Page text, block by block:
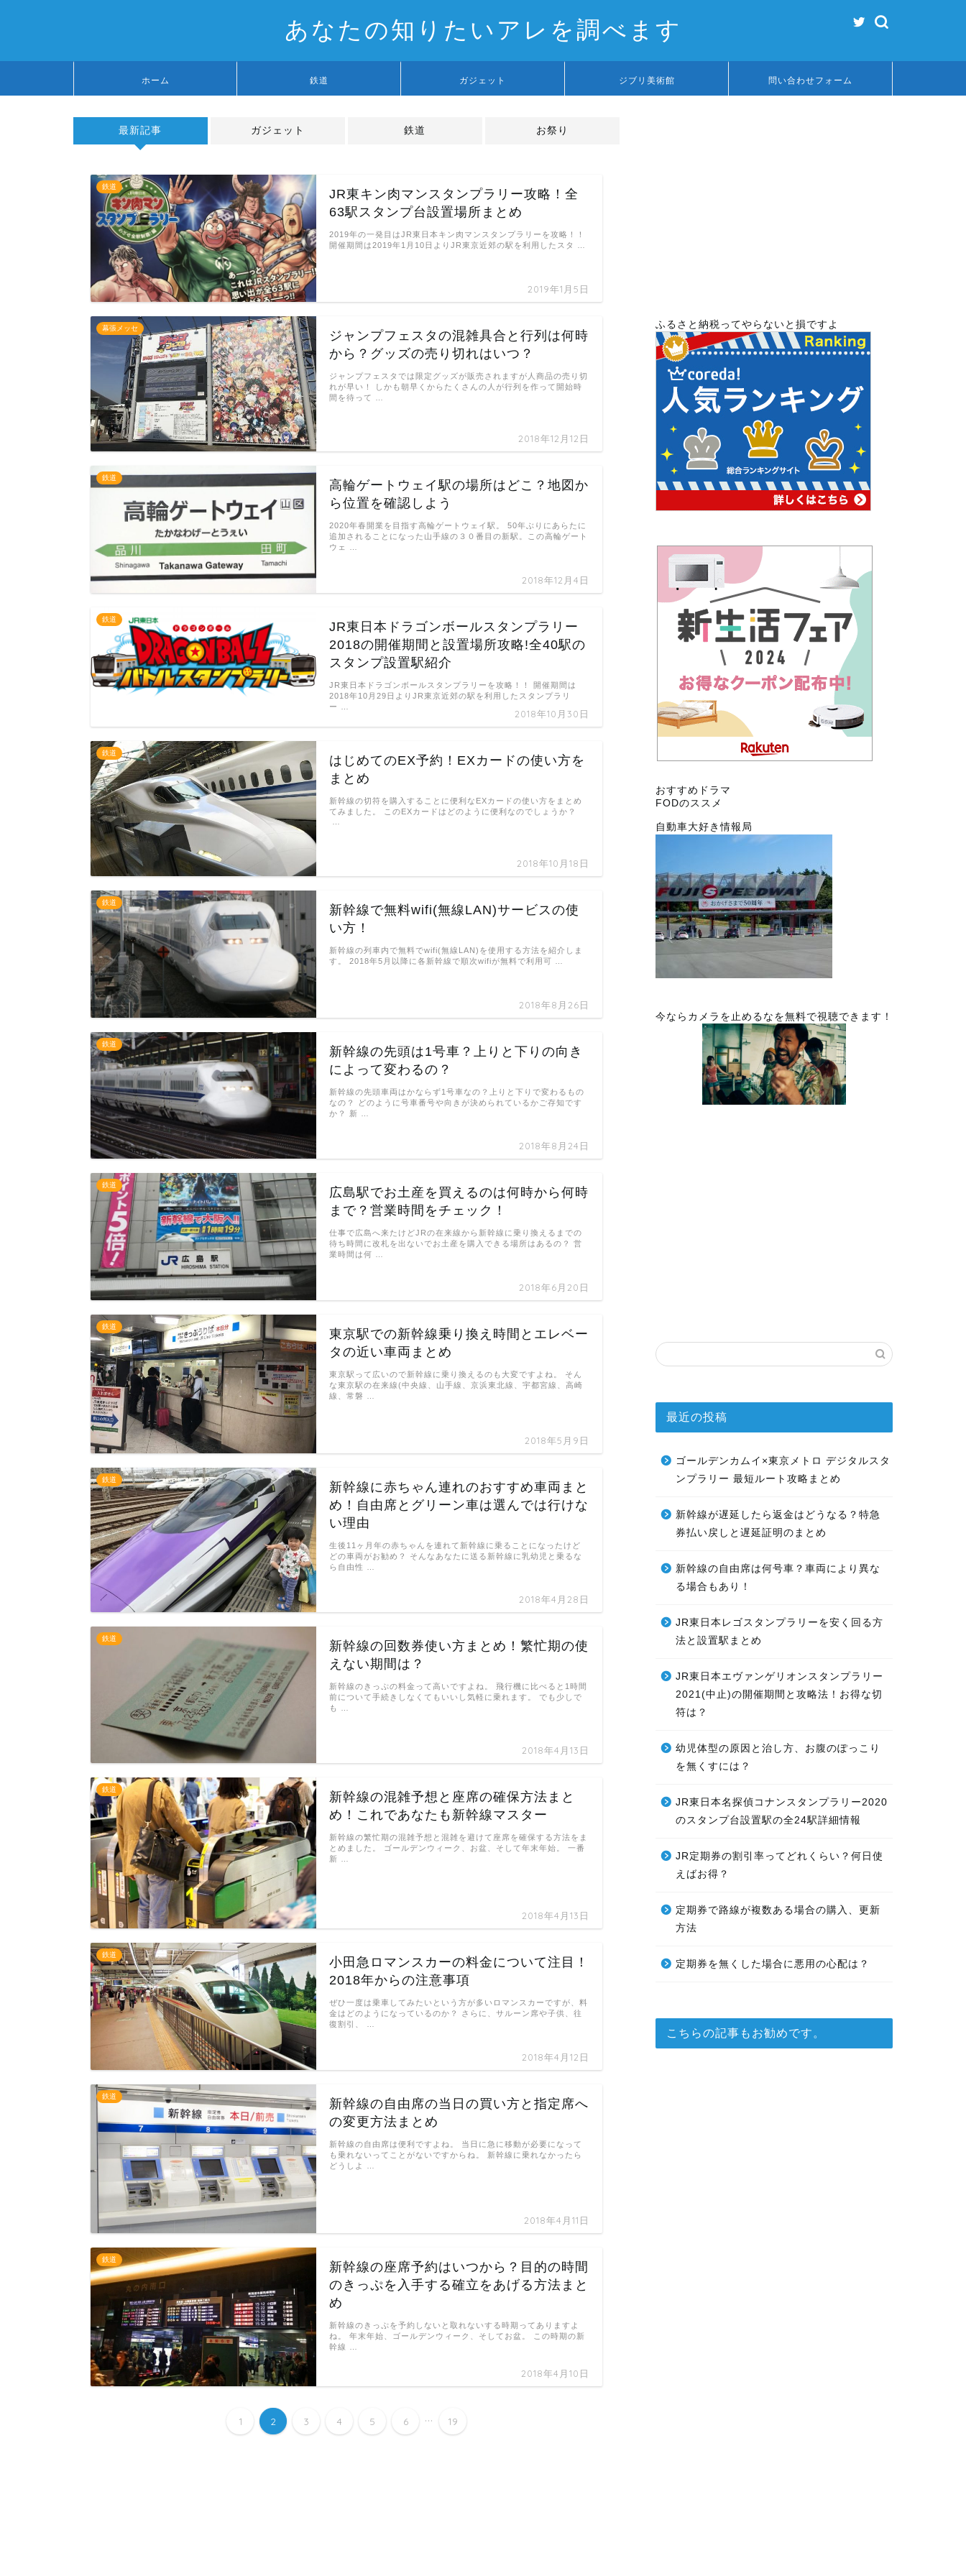
あなたの知りたいアレを調べます
ホーム 鉄道 ガジェット ジブリ美術館 問い合わせフォーム
最新記事 ガジェット 鉄道 お祭り
鉄道
JR東キン肉マンスタンプラリー攻略！全
63駅スタンプ台設置場所まとめ
2019年1月5日
2019年の一発目はJR東日本キン肉マンスタンプラリーを攻略！！
開催期間は2019年1月10日よりJR東京近郊の駅を利用したスタ …
幕張メッセ
ジャンプフェスタの混雑具合と行列は何時
から？グッズの売り切れはいつ？
2018年12月12日
ジャンプフェスタでは限定グッズが販売されますが人商品の売り切
れが早い！ しかも朝早くからたくさんの人が行列を作って開始時
間を待って …
鉄道
高輪ゲートウェイ駅の場所はどこ？地図か
ら位置を確認しよう
2018年12月4日
2020年春開業を目指す高輪ゲートウェイ駅。 50年ぶりにあらたに
追加されることになった山手線の３０番目の新駅。この高輪ゲート
ウェ …
鉄道
JR東日本ドラゴンボールスタンプラリー
2018の開催期間と設置場所攻略!全40駅の
スタンプ設置駅紹介
2018年10月30日
JR東日本ドラゴンボールスタンプラリーを攻略！！ 開催期間は
2018年10月29日よりJR東京近郊の駅を利用したスタンプラリ
ー …
鉄道
はじめてのEX予約！EXカードの使い方を
まとめ
2018年10月18日
新幹線の切符を購入することに便利なEXカードの使い方をまとめ
てみました。 このEXカードはどのように便利なのでしょうか？
鉄道
新幹線で無料wifi(無線LAN)サービスの使
い方！
2018年8月26日
新幹線の列車内で無料でwifi(無線LAN)を使用する方法を紹介しま
す。 2018年5月以降に各新幹線で順次wifiが無料で利用可 …
鉄道
新幹線の先頭は1号車？上りと下りの向き
によって変わるの？
2018年8月24日
新幹線の先頭車両はかならず1号車なの？上りと下りで変わるもの
なの？ どのように号車番号や向きが決められているかご存知です
か？ 新 …
鉄道
広島駅でお土産を買えるのは何時から何時
まで？営業時間をチェック！
2018年6月20日
仕事で広島へ来たけどJRの在来線から新幹線に乗り換えるまでの
待ち時間に改札を出ないでお土産を購入できる場所はあるの？ 営
業時間は何 …
鉄道
東京駅での新幹線乗り換え時間とエレベー
タの近い車両まとめ
2018年5月9日
東京駅って広いので新幹線に乗り換えるのも大変ですよね。 そん
な東京駅の在来線(中央線、山手線、京浜東北線、宇都宮線、高崎
線、常磐 …
鉄道
新幹線に赤ちゃん連れのおすすめ車両まと
め！自由席とグリーン車は選んでは行けな
い理由
2018年4月28日
生後11ヶ月年の赤ちゃんを連れて新幹線に乗ることになったけど
どの車両がお勧め？ そんなあなたに送る新幹線に乳幼児と乗るな
ら自由性 …
鉄道
新幹線の回数券使い方まとめ！繁忙期の使
えない期間は？
2018年4月13日
新幹線のきっぷの料金って高いですよね。 飛行機に比べると1時間
前について手続きしなくてもいいし気軽に乗れます。 でも少しで
も …
鉄道
新幹線の混雑予想と座席の確保方法まと
め！これであなたも新幹線マスター
2018年4月13日
新幹線の繁忙期の混雑予想と混雑を避けて座席を確保する方法をま
とめました。 ゴールデンウィーク、お盆、そして年末年始。 一番
新 …
鉄道
小田急ロマンスカーの料金について注目！
2018年からの注意事項
2018年4月12日
ぜひ一度は乗車してみたいという方が多いロマンスカーですが、料
金はどのようになっているのか？ さらに、サルーン席や子供、往
復割引、 …
鉄道
新幹線の自由席の当日の買い方と指定席へ
の変更方法まとめ
2018年4月11日
新幹線の自由席は便利ですよね。 当日に急に移動が必要になって
も乗れないってことがないですからね。 新幹線に乗れなかったら
どうしよ …
鉄道
新幹線の座席予約はいつから？目的の時間
のきっぷを入手する確立をあげる方法まと
め
2018年4月10日
新幹線のきっぷを予約しないと取れないする時期ってありますよ
ね。 年末年始、ゴールデンウィーク、そしてお盆。 この時期の新
幹線 …
1 2 3 4 5 6 ... 19
ふるさと納税ってやらないと損ですよ
おすすめドラマ
FODのススメ
自動車大好き情報局
今ならカメラを止めるなを無料で視聴できます！
最近の投稿
ゴールデンカムイ×東京メトロ デジタルスタ
ンプラリー 最短ルート攻略まとめ
新幹線が遅延したら返金はどうなる？特急
券払い戻しと遅延証明のまとめ
新幹線の自由席は何号車？車両により異な
る場合もあり！
JR東日本レゴスタンプラリーを安く回る方
法と設置駅まとめ
JR東日本エヴァンゲリオンスタンプラリー
2021(中止)の開催期間と攻略法！お得な切
符は？
幼児体型の原因と治し方、お腹のぽっこり
を無くすには？
JR東日本名探偵コナンスタンプラリー2020
のスタンプ台設置駅の全24駅詳細情報
JR定期券の割引率ってどれくらい？何日使
えばお得？
定期券で路線が複数ある場合の購入、更新
方法
定期券を無くした場合に悪用の心配は？
こちらの記事もお勧めです。